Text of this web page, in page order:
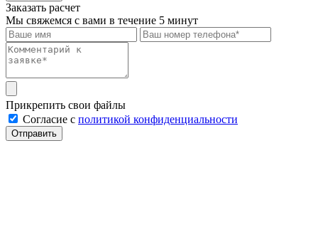
Заказать расчет
Мы свяжемся с вами в течение 5 минут
Прикрепить свои файлы
Cогласие с политикой конфиденциальности
Отправить